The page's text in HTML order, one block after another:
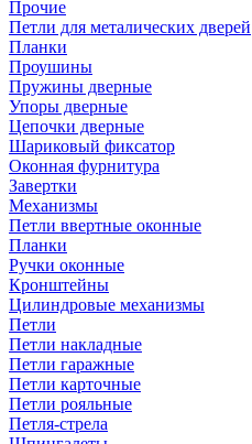
Прочие
Петли для металических дверей
Планки
Проушины
Пружины дверные
Упоры дверные
Цепочки дверные
Шариковый фиксатор
Оконная фурнитура
Завертки
Механизмы
Петли ввертные оконные
Планки
Ручки оконные
Кронштейны
Цилиндровые механизмы
Петли
Петли накладные
Петли гаражные
Петли карточные
Петли рояльные
Петля-стрела